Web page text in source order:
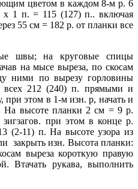
цветом в каждом 8-м р. 6
1 п. = 115 (127) п.. включая
55 см = 182 р. от планки все
швы; на круговые спицы
на мысе выреза, по скосам
ними по вырезу горловины
всех 212 (240) п. прямыми и
при этом в 1-м изн. р, начать и
На высоте планки 2 см = 9 р.
при этом в конце р.
(2-11) п. На высоте узора из
закрыть изн. Высота планки:
выреза короткую правую
Втачать рукава, выполнить